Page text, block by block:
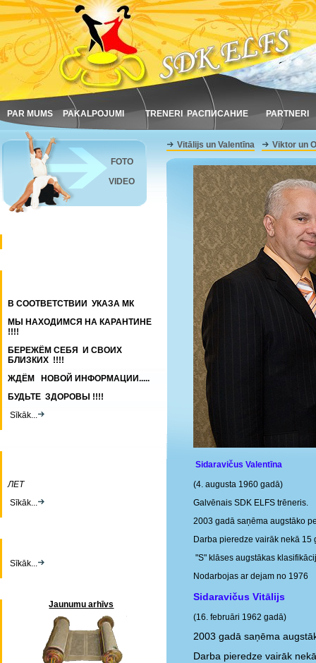
PAR MUMS PAKALPOJUMI TRENERI РАСПИСАНИЕ PARTNERI
FOTO
VIDEO
В СООТВЕТСТВИИ УКАЗА МК
МЫ НАХОДИМСЯ НА КАРАНТИНЕ
!!!!
БЕРЕЖЁМ СЕБЯ И СВОИХ
БЛИЗКИХ !!!!
ЖДЁМ НОВОЙ ИНФОРМАЦИИ.....
БУДЬТЕ ЗДОРОВЫ !!!!
Sīkāk...
ЛЕТ
Sīkāk...
Sīkāk...
Jaunumu arhīvs
Vitālijs un Valentīna Viktor un
Sidaravičus Valentīna
(4. augusta 1960 gadā)
Galvēnais SDK ELFS trēneris.
2003 gadā saņēma augstāko
Darba pieredze vairāk nekā
"S" klāses augstākas
Nodarbojas ar dejam no 1976
Sidaravičus Vitālijs
(16. februāri 1962 gadā)
2003 gadā saņēma
Darba pieredze vairāk